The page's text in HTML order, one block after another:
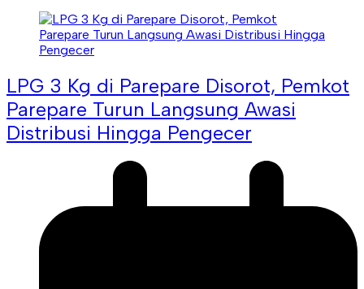
LPG 3 Kg di Parepare Disorot, Pemkot
Parepare Turun Langsung Awasi
Distribusi Hingga Pengecer